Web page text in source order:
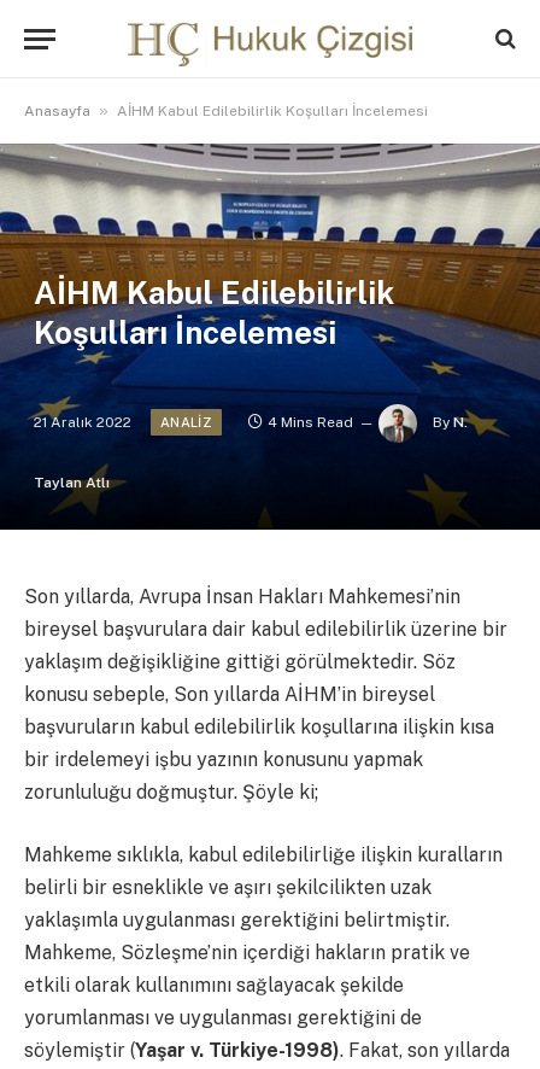
Anasayfa » AİHM Kabul Edilebilirlik Koşulları İncelemesi
AİHM Kabul Edilebilirlik
Koşulları İncelemesi
21 Aralık 2022 ANALIZ 4 Mins Read By N.
Taylan Atlı
Son yıllarda, Avrupa İnsan Hakları Mahkemesi’nin
bireysel başvurulara dair kabul edilebilirlik üzerine bir
yaklaşım değişikliğine gittiği görülmektedir. Söz
konusu sebeple, Son yıllarda AİHM’in bireysel
başvuruların kabul edilebilirlik koşullarına ilişkin kısa
bir irdelemeyi işbu yazının konusunu yapmak
zorunluluğu doğmuştur. Şöyle ki;
Mahkeme sıklıkla, kabul edilebilirliğe ilişkin kuralların
belirli bir esneklikle ve aşırı şekilcilikten uzak
yaklaşımla uygulanması gerektiğini belirtmiştir.
Mahkeme, Sözleşme’nin içerdiği hakların pratik ve
etkili olarak kullanımını sağlayacak şekilde
yorumlanması ve uygulanması gerektiğini de
söylemiştir (Yaşar v. Türkiye-1998). Fakat, son yıllarda